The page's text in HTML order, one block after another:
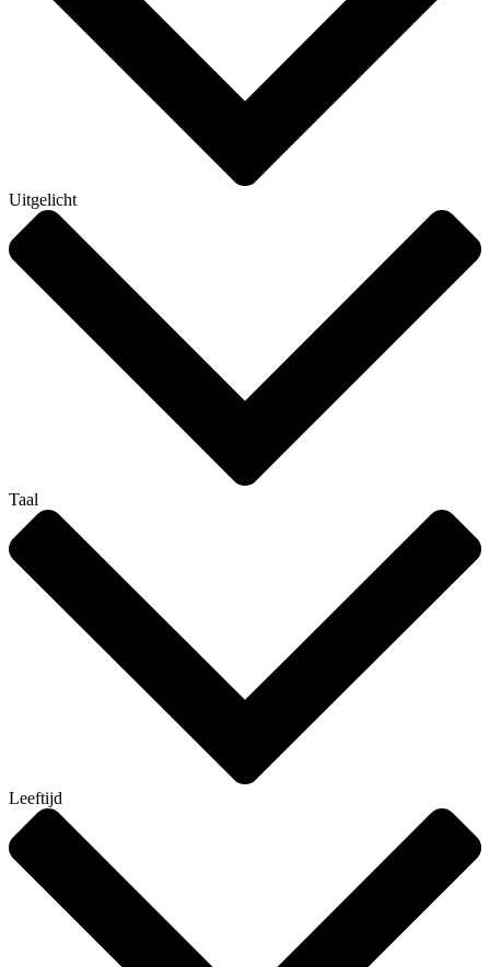
Uitgelicht
Taal
Leeftijd